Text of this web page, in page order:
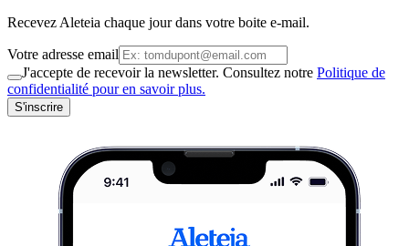
Recevez Aleteia chaque jour dans votre boite e-mail.
Votre adresse email
J'accepte de recevoir la newsletter. Consultez notre Politique de
confidentialité pour en savoir plus.
S'inscrire